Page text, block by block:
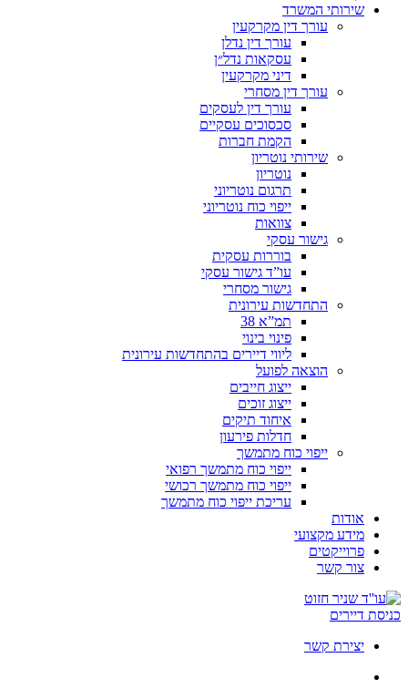
שירותי המשרד
עורך דין מקרקעין
עורך דין נדלן
עסקאות נדל״ן
דיני מקרקעין
עורך דין מסחרי
עורך דין לעסקים
סכסוכים עסקיים
הקמת חברות
שירותי נוטריון
נוטריון
תרגום נוטריוני
ייפוי כוח נוטריוני
צוואות
גישור עסקי
בוררות עסקית
עו”ד גישור עסקי
גישור מסחרי
התחדשות עירונית
תמ”א 38
פינוי בינוי
ליווי דיירים בהתחדשות עירונית
הוצאה לפועל
ייצוג חייבים
ייצוג זוכים
איחוד תיקים
חדלות פירעון
ייפוי כוח מתמשך
ייפוי כוח מתמשך רפואי
ייפוי כוח מתמשך רכושי
עריכת ייפוי כוח מתמשך
אודות
מידע מקצועי
פרוייקטים
צור קשר
כניסת דיירים
יצירת קשר